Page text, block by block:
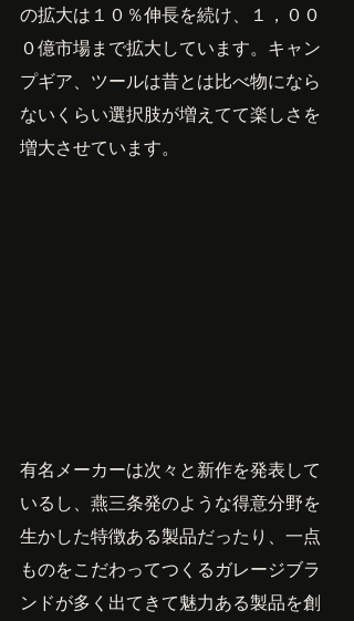
の拡大は１０％伸長を続け、１，００
０億市場まで拡大しています。キャン
プギア、ツールは昔とは比べ物になら
ないくらい選択肢が増えてて楽しさを
増大させています。
有名メーカーは次々と新作を発表して
いるし、燕三条発のような得意分野を
生かした特徴ある製品だったり、一点
ものをこだわってつくるガレージブラ
ンドが多く出てきて魅力ある製品を創